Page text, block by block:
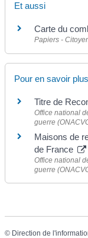
Et aussi
Carte du
Papiers -
Pour en savoir plus
Titre de
Office national
guerre
Maisons de
de France
Office national
guerre
© Direction de